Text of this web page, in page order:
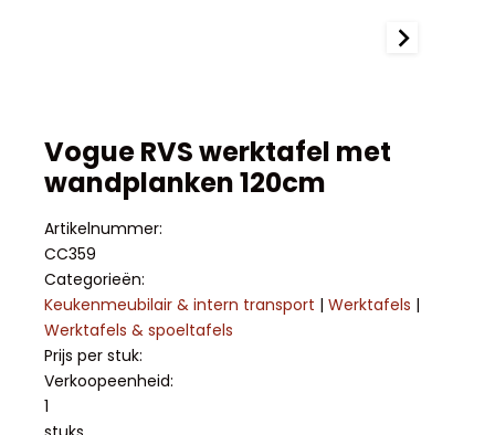
Vogue RVS werktafel met
wandplanken 120cm
Artikelnummer:
CC359
Categorieën:
Keukenmeubilair & intern transport | Werktafels |
Werktafels & spoeltafels
Prijs per stuk:
Verkoopeenheid:
1